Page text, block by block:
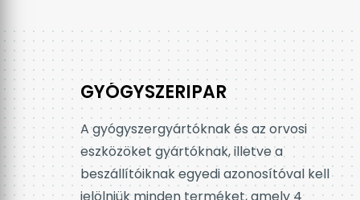
ÉLELMISZERIPAR
Az Európai Unió tagállamai között a
késztermékek és az alapanyagok
szabad áramlása miatt sokkal
összetettebb lett az ellátási láncok